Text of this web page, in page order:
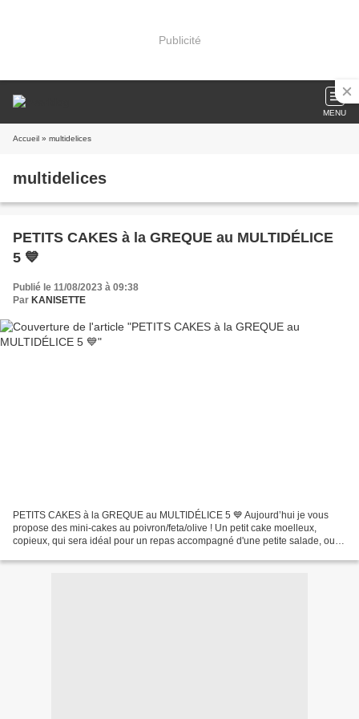
Publicité
MENU
Accueil » multidelices
multidelices
PETITS CAKES à la GREQUE au MULTIDÉLICE
5 💙
Publié le 11/08/2023 à 09:38
Par KANISETTE
PETITS CAKES à la GREQUE au MULTIDÉLICE 5 💙 Aujourd’hui je vous
propose des mini-cakes au poivron/feta/olive ! Un petit cake moelleux,
copieux, qui sera idéal pour un repas accompagné d'une petite salade, ou